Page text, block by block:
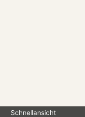
Schnellansicht